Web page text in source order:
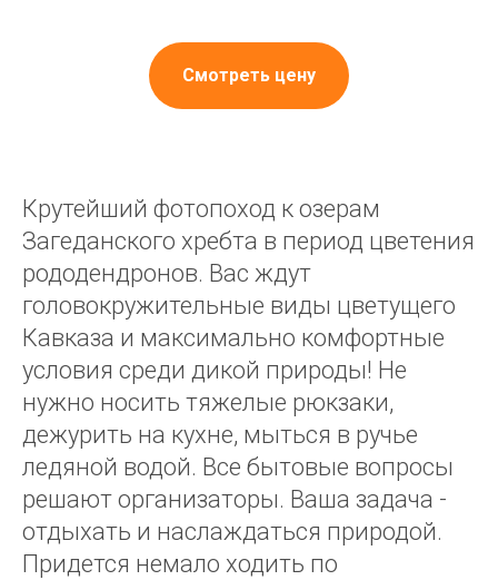
Смотреть цену
Крутейший фотопоход к озерам
Загеданского хребта в период цветения
рододендронов. Вас ждут
головокружительные виды цветущего
Кавказа и максимально комфортные
условия среди дикой природы! Не
нужно носить тяжелые рюкзаки,
дежурить на кухне, мыться в ручье
ледяной водой. Все бытовые вопросы
решают организаторы. Ваша задача -
отдыхать и наслаждаться природой.
Придется немало ходить по